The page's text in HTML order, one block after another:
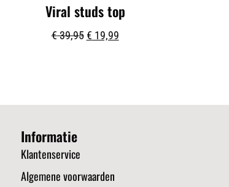
Viral studs top
€39,95 € 19,99
Informatie
Klantenservice
Algemene voorwaarden